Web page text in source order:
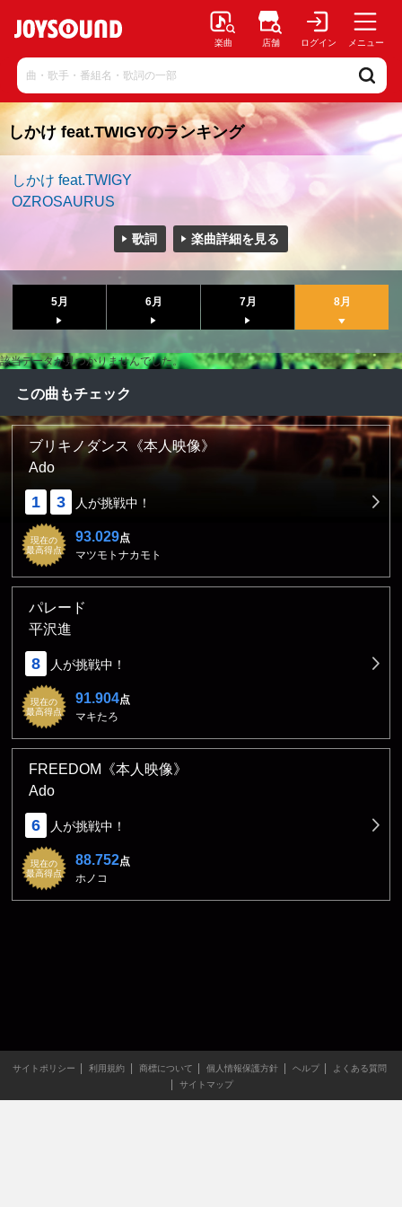
楽曲 店舗 ログイン メニュー
しかけ feat.TWIGYのランキング
しかけ feat.TWIGY
OZROSAURUS
歌詞 楽曲詳細を見る
5月 6月 7月 8月
該当データが見つかりませんでした。
この曲もチェック
ブリキノダンス《本人映像》
Ado
1 3 人が挑戦中！
現在の
最高得点
93.029点
マツモトナカモト
パレード
平沢進
8 人が挑戦中！
現在の
最高得点
91.904点
マキたろ
FREEDOM《本人映像》
Ado
6 人が挑戦中！
現在の
最高得点
88.752点
ホノコ
サイトポリシー 利用規約 商標について 個人情報保護方針 ヘルプ
よくある質問
サイトマップ